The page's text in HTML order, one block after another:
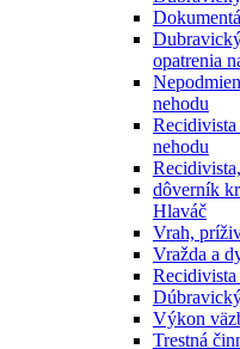
opatrenia
nehodu
nehodu
dôverník
Hlaváč
Vrah,
Vražda a
Výkon
Trestná